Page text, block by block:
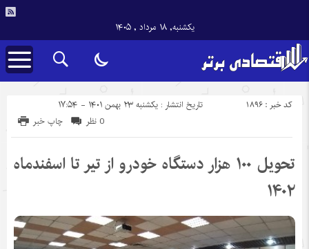
یکشنبه, ۱۸ مرداد , ۱۴۰۵
تاریخ انتشار : یکشنبه ۲۳ بهمن ۱۴۰۱ - ۱۷:۵۴ کد خبر : 1896
چاپ خبر 0 نظر
تحویل ۱۰۰ هزار دستگاه خودرو از تیر تا اسفندماه
۱۴۰۲